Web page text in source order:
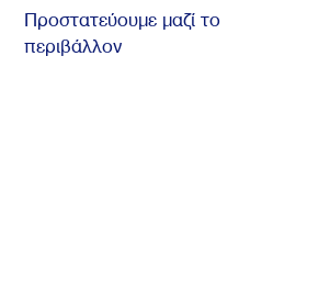
Προστατεύουμε μαζί το
περιβάλλον